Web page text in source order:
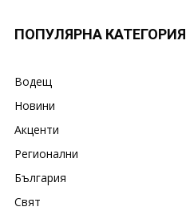
ПОПУЛЯРНА КАТЕГОРИЯ
Водещ
Новини
Акценти
Регионални
България
Свят